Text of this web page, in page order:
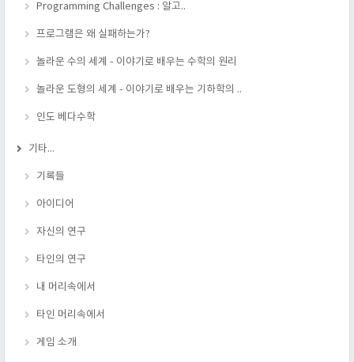
Programming Challenges : 알고..
프로그램은 왜 실패하는가?
놀라운 수의 세계 - 이야기로 배우는 수학의 원리
놀라운 도형의 세계 - 이야기로 배우는 기하학의 ..
인도 베다수학
기타...
기록들
아이디어
자신의 연구
타인의 연구
내 머리속에서
타인 머리속에서
게임 소개